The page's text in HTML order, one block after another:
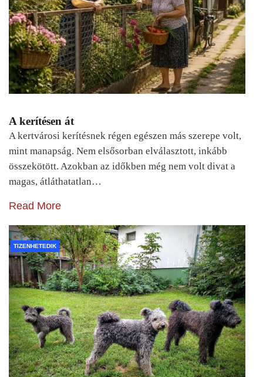
A kerítésen át
A kertvárosi kerítésnek régen egészen más szerepe volt,
mint manapság. Nem elsősorban elválasztott, inkább
összekötött. Azokban az időkben még nem volt divat a
magas, átláthatatlan…
Read More
TIZENHETEDIK